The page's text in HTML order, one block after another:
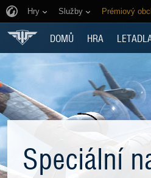
Hry Služby Prémiový
DOMŮ HRA
Speciální